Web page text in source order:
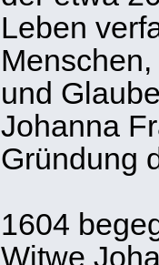
Leben
und
Johanna
Gründung
1604
Witwe